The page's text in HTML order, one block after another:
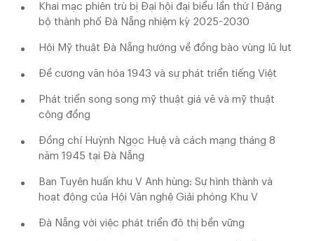
Khai mạc phiên trù bị Đại hội đại biểu lần thứ I Đảng
bộ thành phố Đà Nẵng nhiệm kỳ 2025-2030
Hội Mỹ thuật Đà Nẵng hướng về đồng bào vùng lũ lụt
Đề cương văn hóa 1943 và sự phát triển tiếng Việt
Phát triển song song mỹ thuật giá vẽ và mỹ thuật
cộng đồng
Đồng chí Huỳnh Ngọc Huệ và cách mạng tháng 8
năm 1945 tại Đà Nẵng
Ban Tuyên huấn khu V Anh hùng: Sự hình thành và
hoạt động của Hội Văn nghệ Giải phóng Khu V
Đà Nẵng với việc phát triển đô thị bền vững